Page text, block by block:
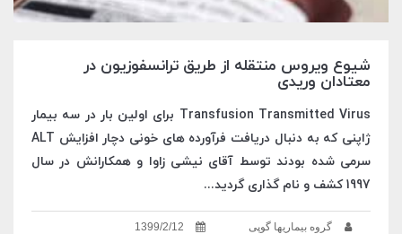
شیوع ویروس منتقله از طریق ترانسفوزیون در
معتادان وریدی
Transfusion Transmitted Virus برای اولین بار در سه بیمار
ژاپنی که به دنبال دریافت فرآورده های خونی دچار افزایش ALT
سرمی شده بودند توسط آقای نیشی زاوا و همکارانش در سال
1997 کشف و نام گذاری گردید...
گروه بیماریها گوپی
1399/2/12